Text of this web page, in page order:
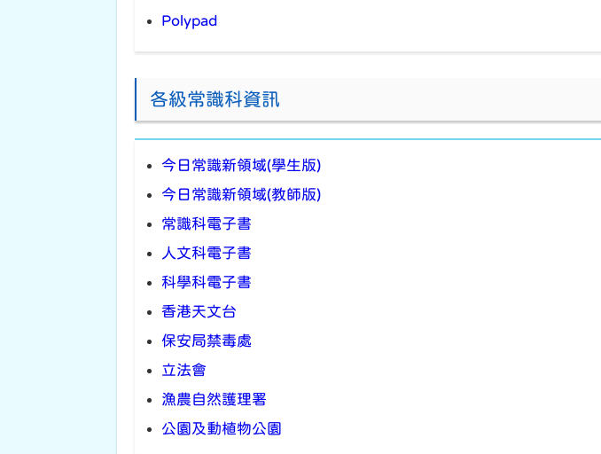
Polypad
各級常識科資訊
今日常識新領域(學生版)
今日常識新領域(教師版)
常識科電子書
人文科電子書
科學科電子書
香港天文台
保安局禁毒處
立法會
漁農自然護理署
公園及動植物公園